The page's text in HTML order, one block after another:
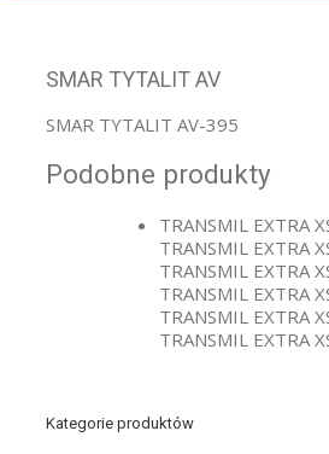
SMAR TYTALIT AV
SMAR TYTALIT AV-395
Podobne produkty
TRANSMIL EXTRA
TRANSMIL EXTRA
TRANSMIL EXTRA
TRANSMIL EXTRA
TRANSMIL EXTRA
TRANSMIL EXTRA
Kategorie produktów